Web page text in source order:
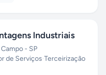
Industriais
- SP
de Serviços·Terceirização